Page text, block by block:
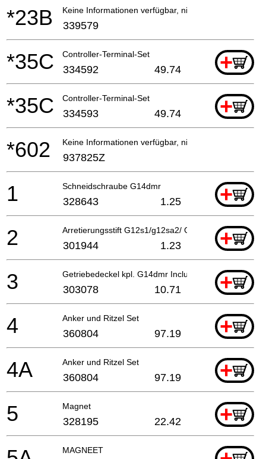
Keine Informationen verfügbar, nicht bestellbar
*23B 339579
Controller-Terminal-Set +
*35C 334592 49.74
Controller-Terminal-Set +
*35C 334593 49.74
Keine Informationen verfügbar, nicht bestellbar
*602 937825Z
Schneidschraube G14dmr +
1 328643 1.25
Arretierungsstift G12s1/g12sa2/ G13yb1/g13v/g13yd
+
2 301944 1.23
Getriebedeckel kpl. G14dmr Includ.2,7 +
3 303078 10.71
Anker und Ritzel Set +
4 360804 97.19
Anker und Ritzel Set +
4A 360804 97.19
Magnet +
5 328195 22.42
MAGNEET